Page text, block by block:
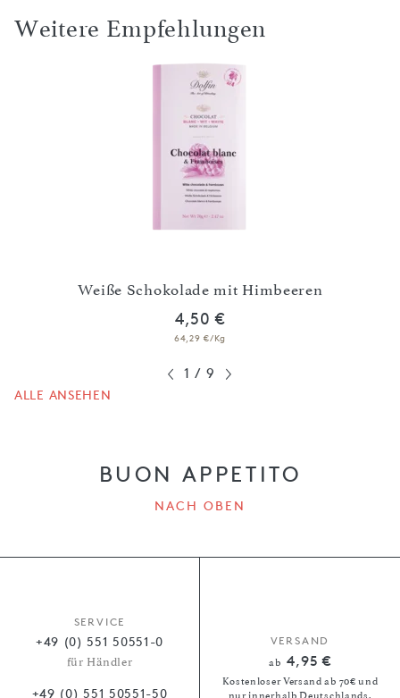
Weitere Empfehlungen
Weiße Schokolade mit Himbeeren
4,50 €
64,29 €/Kg
1 / 9
ALLE ANSEHEN
BUON APPETITO
NACH OBEN
SERVICE
+49 (0) 551 50551-0
für Händler
+49 (0) 551 50551-50
VERSAND
ab 4,95 €
Kostenloser Versand ab 70€ und